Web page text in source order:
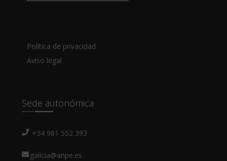
Política de privacidad
Aviso legal
Sede autonómica
+34 981 552 393
galicia@anpe.es